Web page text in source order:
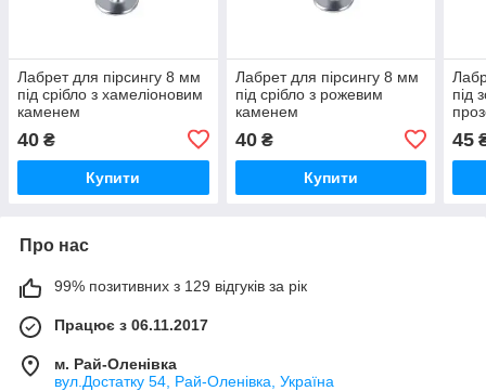
Лабрет для пірсингу 8 мм
під срібло з хамеліоновим
каменем
40 ₴
Купити
Лабрет для пірсингу 8 мм
під срібло з рожевим
каменем
40₴
Купити
під
45
Про нас
99% позитивних з 129 відгуків за рік
Працює з 06.11.2017
м. Рай-Оленівка
вул.Достатку 54, Рай-Оленівка, Україна